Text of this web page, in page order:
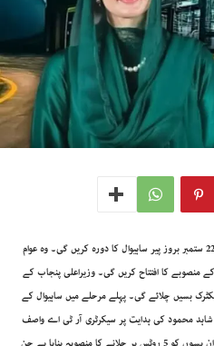
ساہیوال (ایس این این) وزیراعلی پنجاب مریم نواز 22 ستمبر بروز پیر ساہیوال کا دورہ کریں گی۔ وہ عوام
منصوبے کا افتتاح کریں گی۔ وزیراعلی پنجاب کے
کے تحت پنجاب حکومت ساہیوال میں 26 الیکٹرک بسیں چلائے گی۔ پہلے مرحلے میں ساہیوال کے
شاہد محمود کی ہدایت پر سیکرٹری آر ٹی اے واصف